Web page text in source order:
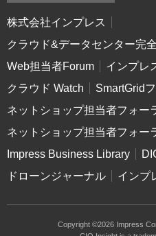
株式会社インプレス
クラウド&データセンター完
Web担当者Forum
インプレ
クラウド Watch
SmartGrid
ネットショップ担当者フォー
ネットショップ担当者フォー
Impress Business Library
ドローンジャーナル
インプ
Copyright ©2026 Impress